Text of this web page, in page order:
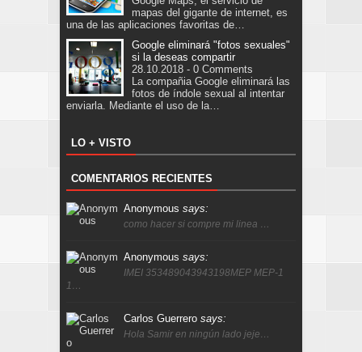
mapas del gigante de internet, es
una de las aplicaciones favoritas de…
Google eliminará "fotos sexuales"
si la deseas compartir
28.10.2018 - 0 Comments
La compañia Google eliminará las
fotos de índole sexual al intentar
enviarla. Mediante el uso de la…
LO + VISTO
COMENTARIOS RECIENTES
Anonymous says:
como hacer si compre mi linea …
Anonymous says:
IMEI 353489043943198MEP MEP-1
1…
Carlos Guerrero says:
Hola Samir en ningún lado jeje…